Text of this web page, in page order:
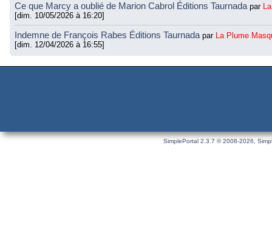
Ce que Marcy a oublié de Marion Cabrol Éditions Taurnada par
[dim. 10/05/2026 à 16:20]
Indemne de François Rabes Éditions Taurnada par La Plume
[dim. 12/04/2026 à 16:55]
SimplePortal 2.3.7 © 2008-2026,